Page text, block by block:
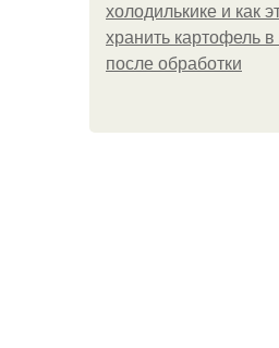
холодилькике и как
хранить картофель
после обработки